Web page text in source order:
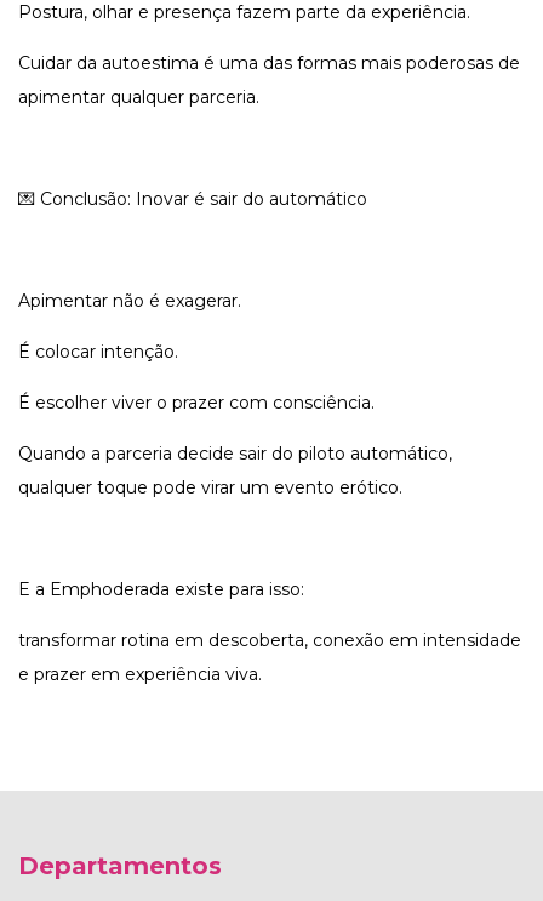
Postura, olhar e presença fazem parte da experiência.
Cuidar da autoestima é uma das formas mais poderosas de
apimentar qualquer parceria.
💌 Conclusão: Inovar é sair do automático
Apimentar não é exagerar.
É colocar intenção.
É escolher viver o prazer com consciência.
Quando a parceria decide sair do piloto automático,
qualquer toque pode virar um evento erótico.
E a Emphoderada existe para isso:
transformar rotina em descoberta, conexão em intensidade
e prazer em experiência viva.
Departamentos